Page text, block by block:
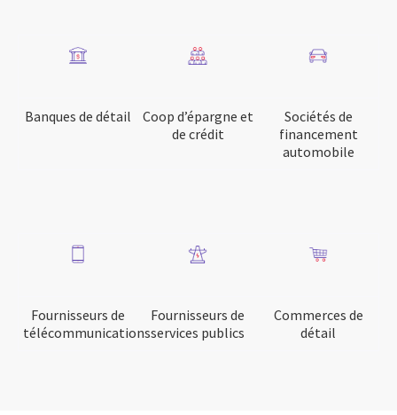
Banques de détail
Coop d’épargne et
de crédit
Sociétés de
financement
automobile
Fournisseurs de
télécommunications
Fournisseurs de
services publics
Commerces de
détail